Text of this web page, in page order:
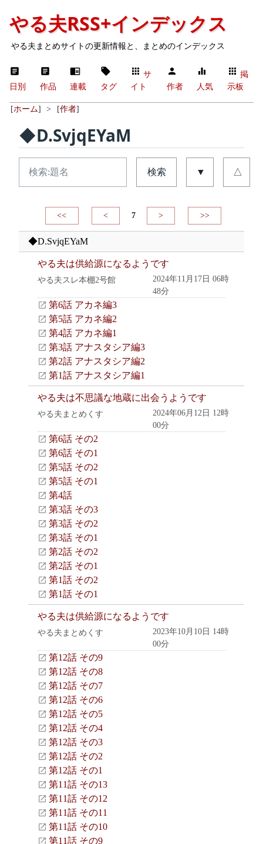
やる夫RSS+インデックス
やる夫まとめサイトの更新情報と、まとめのインデックス
日別 作品 連載 タグ
サ
イト
作者 人気
掲
示板
[ホーム] > [作者]
◆D.SvjqEYaM
検索 ▼ △
<< < 7 > >>
◆D.SvjqEYaM
やる夫は供給源になるようです
やる夫スレ本棚2号館
2024年11月17日 06時
48分
第6話 アカネ編3
第5話 アカネ編2
第4話 アカネ編1
第3話 アナスタシア編3
第2話 アナスタシア編2
第1話 アナスタシア編1
やる夫は不思議な地蔵に出会うようです
やる夫まとめくす
2024年06月12日 12時
00分
第6話 その2
第6話 その1
第5話 その2
第5話 その1
第4話
第3話 その3
第3話 その2
第3話 その1
第2話 その2
第2話 その1
第1話 その2
第1話 その1
やる夫は供給源になるようです
やる夫まとめくす
2023年10月10日 14時
00分
第12話 その9
第12話 その8
第12話 その7
第12話 その6
第12話 その5
第12話 その4
第12話 その3
第12話 その2
第12話 その1
第11話 その13
第11話 その12
第11話 その11
第11話 その10
第11話 その9